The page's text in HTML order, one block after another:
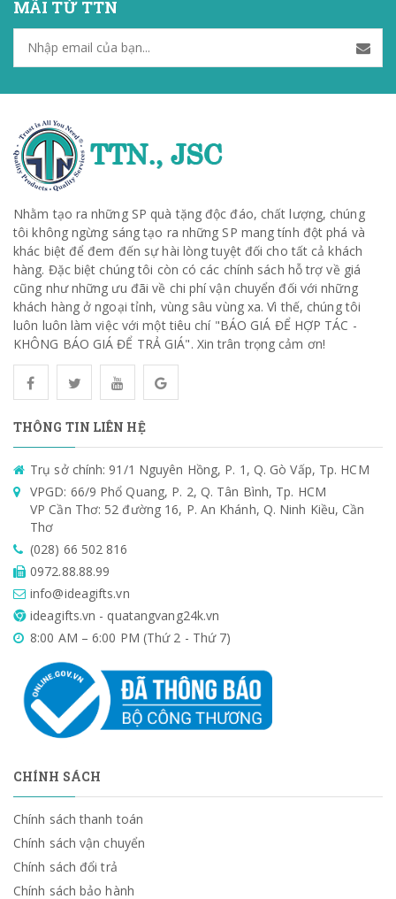
MÃI TỪ TTN
Nhằm tạo ra những SP quà tặng độc đáo, chất lượng, chúng
tôi không ngừng sáng tạo ra những SP mang tính đột phá và
khác biệt để đem đến sự hài lòng tuyệt đối cho tất cả khách
hàng. Đặc biệt chúng tôi còn có các chính sách hỗ trợ về giá
cũng như những ưu đãi về chi phí vận chuyển đối với những
khách hàng ở ngoại tỉnh, vùng sâu vùng xa. Vì thế, chúng tôi
luôn luôn làm việc với một tiêu chí "BÁO GIÁ ĐỂ HỢP TÁC -
KHÔNG BÁO GIÁ ĐỂ TRẢ GIÁ". Xin trân trọng cảm ơn!
THÔNG TIN LIÊN HỆ
Trụ sở chính: 91/1 Nguyên Hồng, P. 1, Q. Gò Vấp, Tp. HCM
VPGD: 66/9 Phổ Quang, P. 2, Q. Tân Bình, Tp. HCM
VP Cần Thơ: 52 đường 16, P. An Khánh, Q. Ninh Kiều, Cần
Thơ
(028) 66 502 816
0972.88.88.99
info@ideagifts.vn
ideagifts.vn - quatangvang24k.vn
8:00 AM – 6:00 PM (Thứ 2 - Thứ 7)
CHÍNH SÁCH
Chính sách thanh toán
Chính sách vận chuyển
Chính sách đổi trả
Chính sách bảo hành